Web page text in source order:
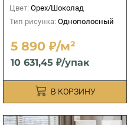
Цвет: Орех/Шоколад
Тип рисунка: Однополосный
5 890 ₽/м²
10 631,45 ₽/упак
В КОРЗИНУ